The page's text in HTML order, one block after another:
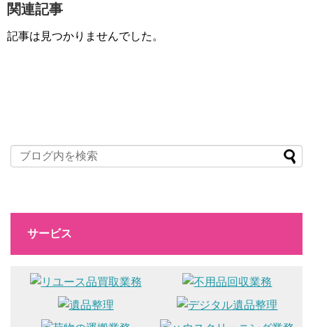
関連記事
記事は見つかりませんでした。
サービス